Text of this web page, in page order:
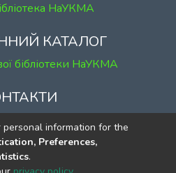
НаУКМА
КАТАЛОГ
бібліотеки НаУКМА
Сковороди, 2
1, к. 120
463-69-31
information for the
Preferences,
.